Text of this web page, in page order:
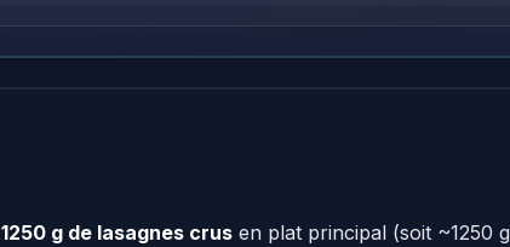
1250 g de lasagnes crus en plat principal (soit ~1250 g